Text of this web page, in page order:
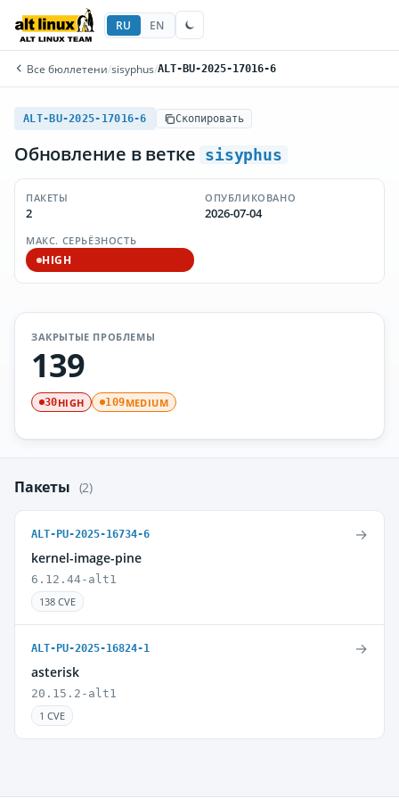
RU EN
Все бюллетени/sisyphus/ALT-BU-2025-17016-6
ALT-BU-2025-17016-6 Скопировать
Обновление в ветке sisyphus
ПАКЕТЫ
2
ОПУБЛИКОВАНО
2026-07-04
МАКС. СЕРЬЁЗНОСТЬ
HIGH
ЗАКРЫТЫЕ ПРОБЛЕМЫ
139
30HIGH 109MEDIUM
Пакеты (2)
ALT-PU-2025-16734-6
kernel-image-pine
6.12.44-alt1
138 CVE
→
ALT-PU-2025-16824-1
asterisk
20.15.2-alt1
1 CVE
→